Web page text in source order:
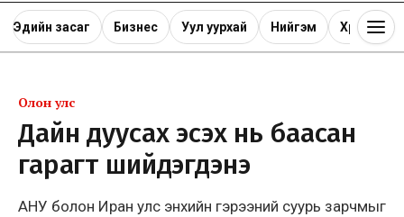
Эдийн засаг Бизнес Уул уурхай Нийгэм Хөрөнгө
Олон улс
Дайн дуусах эсэх нь баасан
гарагт шийдэгдэнэ
АНУ болон Иран улс энхийн гэрээний суурь зарчмыг